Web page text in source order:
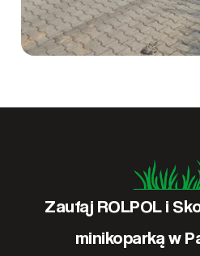
Zaufaj ROLPOL i
minikoparką w